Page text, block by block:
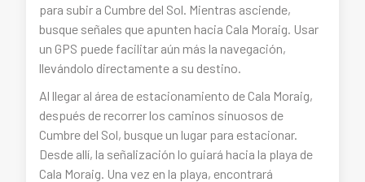
para subir a Cumbre del Sol. Mientras asciende,
busque señales que apunten hacia Cala Moraig. Usar
un GPS puede facilitar aún más la navegación,
llevándolo directamente a su destino.
Al llegar al área de estacionamiento de Cala Moraig,
después de recorrer los caminos sinuosos de
Cumbre del Sol, busque un lugar para estacionar.
Desde allí, la señalización lo guiará hacia la playa de
Cala Moraig. Una vez en la playa, encontrará